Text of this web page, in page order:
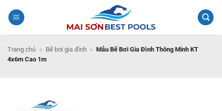
qua
Trang chủ » Bể bơi gia đình » Mẫu Bể Bơi Gia Đình Thông Minh KT
4x6m Cao 1m